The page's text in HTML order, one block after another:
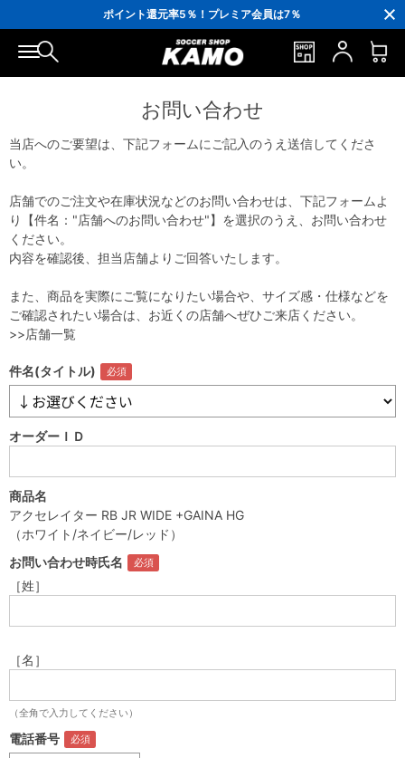
ポイント還元率5％！プレミア会員は7％
会員の方にはお誕生月に「10％OFFクーポン」プレゼント！
16,000円(税込)以上でシューズケースプレゼント！
3,300円(税込)以上で送料無料！
お問い合わせ
当店へのご要望は、下記フォームにご記入のうえ送信してくださ
い。
店舗でのご注文や在庫状況などのお問い合わせは、下記フォームよ
り【件名："店舗へのお問い合わせ"】を選択のうえ、お問い合わせ
ください。
内容を確認後、担当店舗よりご回答いたします。
また、商品を実際にご覧になりたい場合や、サイズ感・仕様などを
ご確認されたい場合は、お近くの店舗へぜひご来店ください。
>>店舗一覧
件名(タイトル)
オーダーＩＤ
商品名
アクセレイター RB JR WIDE +GAINA HG
（ホワイト/ネイビー/レッド）
お問い合わせ時氏名
［姓］
［名］
（全角で入力してください）
電話番号